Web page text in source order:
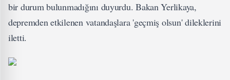
bir durum bulunmadığını duyurdu. Bakan Yerlikaya,
depremden etkilenen vatandaşlara 'geçmiş olsun' dileklerini
iletti.